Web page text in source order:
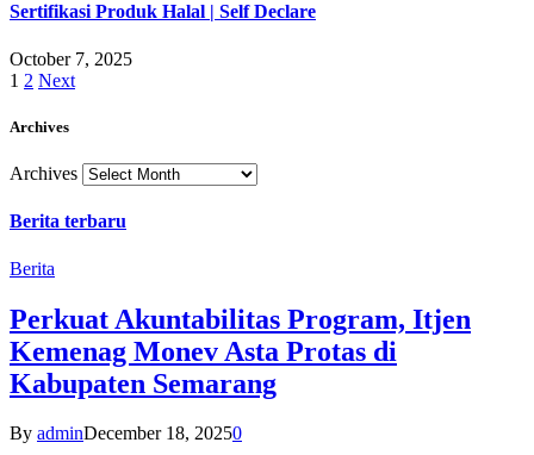
Sertifikasi Produk Halal | Self Declare
October 7, 2025
1 2 Next
Archives
Archives
Berita terbaru
Berita
Perkuat Akuntabilitas Program, Itjen
Kemenag Monev Asta Protas di
Kabupaten Semarang
By adminDecember 18, 20250